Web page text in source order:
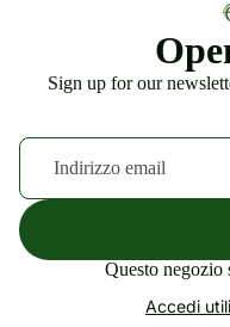
Sign up for our
Questo negozio
Accedi